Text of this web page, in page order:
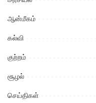
ஆன்மீகம்
கல்வி
குற்றம்
சூழல்
செய்திகள்